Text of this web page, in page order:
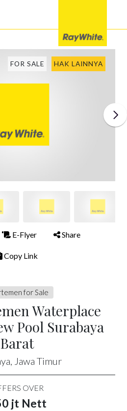
FOR SALE HAK LAINNYA
E-Flyer Share
Copy Link
for Sale
Waterplace
Pool Surabaya
Barat
Jawa Timur
OVER
jt Nett